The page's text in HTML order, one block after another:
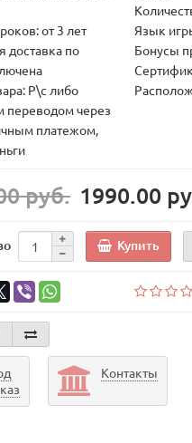
от 3 лет
Язык
доставка по
Бонусы
Р\с либо
через
платежом,
руб. 1990.00
Купить
Контакты